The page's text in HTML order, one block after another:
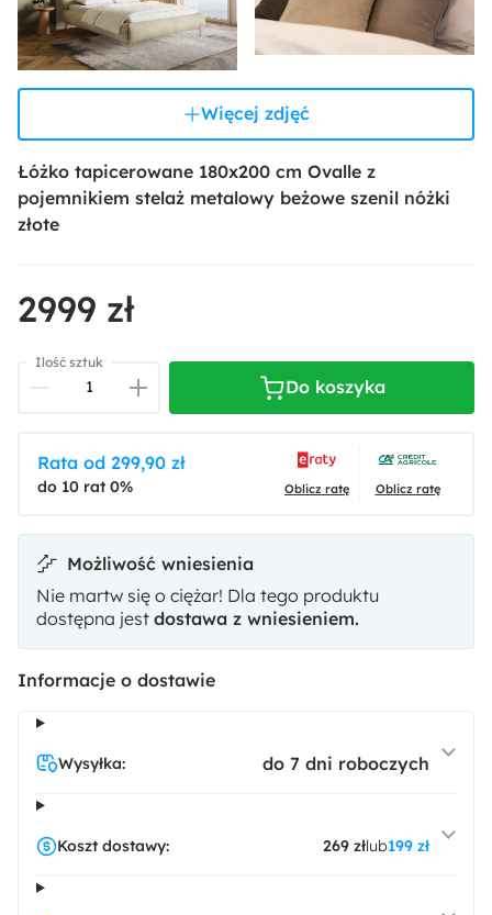
Więcej zdjęć
Łóżko tapicerowane 180x200 cm Ovalle z
pojemnikiem stelaż metalowy beżowe szenil nóżki
złote
2999 zł
Ilość sztuk
Do koszyka
Rata od 299,90 zł
do 10 rat 0% Oblicz ratę Oblicz ratę
Możliwość wniesienia
Nie martw się o ciężar! Dla tego produktu
dostępna jest dostawa z wniesieniem.
Informacje o dostawie
Wysyłka: do 7 dni roboczych
Koszt dostawy: 269 złlub199 zł